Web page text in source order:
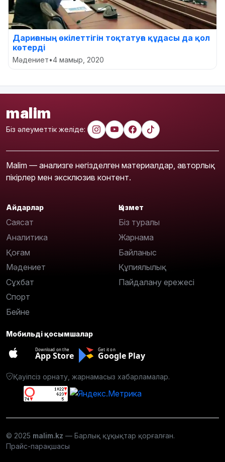
Дариғаның өкілеттігін тоқтатуға құдасы да қол
көтерді
Мәдениет•4 мамыр, 2020
malim
Біз әлеуметтік желіде:
Malim — анализге негізделген материалдар, авторлық
пікірлер мен эксклюзив контент.
Айдарлар
Саясат
Аналитика
Қоғам
Мәдениет
Сұхбат
Спорт
Бейне
Қызмет
Біз туралы
Жарнама
Байланыс
Құпиялылық
Пайдалану ережесі
Мобильді қосымшалар
Download on the
App Store
Get it on
Google Play
Қауіпсіз орнату, жарнамасыз хабарламалар.
© 2025 malim.kz — Барлық құқықтар қорғалған.
Прайс-парақшасы